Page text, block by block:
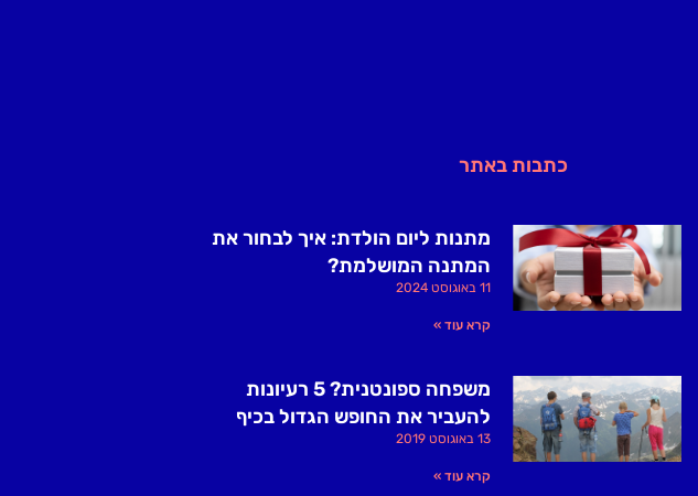
כתבות באתר
מתנות ליום הולדת: איך לבחור את
המתנה המושלמת?
11 באוגוסט 2024
קרא עוד »
משפחה ספונטנית? 5 רעיונות
להעביר את החופש הגדול בכיף
13 באוגוסט 2019
קרא עוד »